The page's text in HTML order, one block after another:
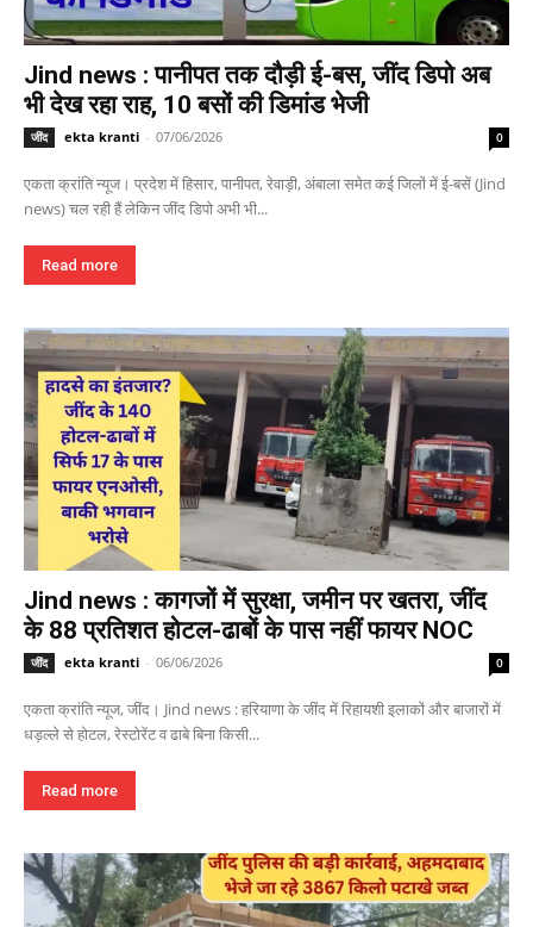
Jind news : पानीपत तक दौड़ी ई-बस, जींद डिपो अब
भी देख रहा राह, 10 बसों की डिमांड भेजी
जींद ekta kranti - 07/06/2026 0
एकता क्रांति न्यूज। प्रदेश में हिसार, पानीपत, रेवाड़ी, अंबाला समेत कई जिलों में ई-बसें (Jind
news) चल रही हैं लेकिन जींद डिपो अभी भी...
Read more
Jind news : कागजों में सुरक्षा, जमीन पर खतरा, जींद
के 88 प्रतिशत होटल-ढाबों के पास नहीं फायर NOC
जींद ekta kranti - 06/06/2026 0
एकता क्रांति न्यूज, जींद। Jind news : हरियाणा के जींद में रिहायशी इलाकों और बाजारों में
धड़ल्ले से होटल, रेस्टोरेंट व ढाबे बिना किसी...
Read more